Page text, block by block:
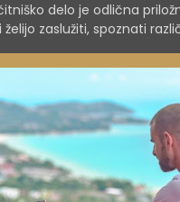
delo je odlična
zaslužiti, spoznati
si pridobiti delovne izkušnje
Kakšno pa je
kolikšna so plačila?